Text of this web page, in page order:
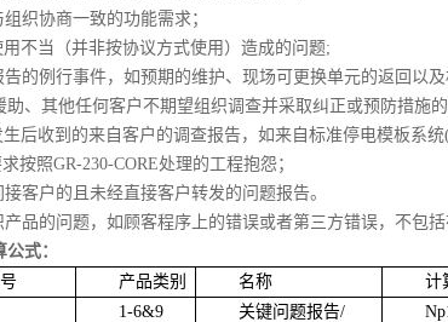
织协商一致的功能需求；
用不当（并非按协议方式使用）造成的问题;
告的例行事件，如预期的维护、现场可更换单元的返回以
助、其他任何客户不期望组织调查并采取纠正或预防措施
后收到的来自客户的调查报告，如来自标准停电模板系统
按照GR-230-CORE处理的工程抱怨；
接客户的且未经直接客户转发的问题报告。
品的问题，如顾客程序上的错误或者第三方错误，不包括
公式：
产品类别 名称
计
1-6&9
关键问题报告/